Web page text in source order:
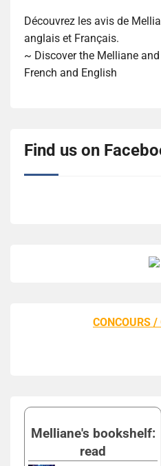
Découvrez les avis de
anglais et Français.
~ Discover the Melliane
French and English
Find us on
CONCOURS
Melliane's bookshelf:
read